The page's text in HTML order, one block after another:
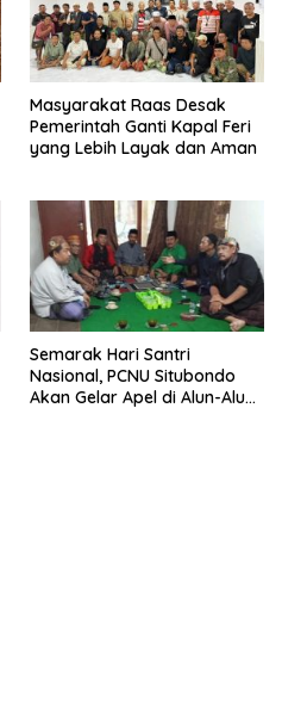
Masyarakat Raas Desak
Pemerintah Ganti Kapal Feri
yang Lebih Layak dan Aman
Semarak Hari Santri
Nasional, PCNU Situbondo
Akan Gelar Apel di Alun-Alun